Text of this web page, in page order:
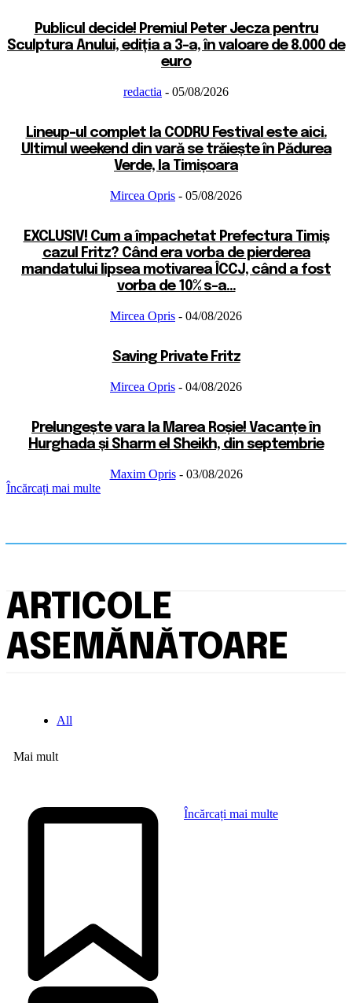
Publicul decide! Premiul Peter Jecza pentru
Sculptura Anului, ediția a 3-a, în valoare de 8.000 de
euro
redactia - 05/08/2026
Lineup-ul complet la CODRU Festival este aici.
Ultimul weekend din vară se trăiește în Pădurea
Verde, la Timișoara
Mircea Opris - 05/08/2026
EXCLUSIV! Cum a împachetat Prefectura Timiș
cazul Fritz? Când era vorba de pierderea
mandatului lipsea motivarea ÎCCJ, când a fost
vorba de 10% s-a...
Mircea Opris - 04/08/2026
Saving Private Fritz
Mircea Opris - 04/08/2026
Prelungește vara la Marea Roșie! Vacanțe în
Hurghada și Sharm el Sheikh, din septembrie
Maxim Opris - 03/08/2026
Încărcați mai multe
ARTICOLE
ASEMĂNĂTOARE
All
Mai mult
Încărcați mai multe